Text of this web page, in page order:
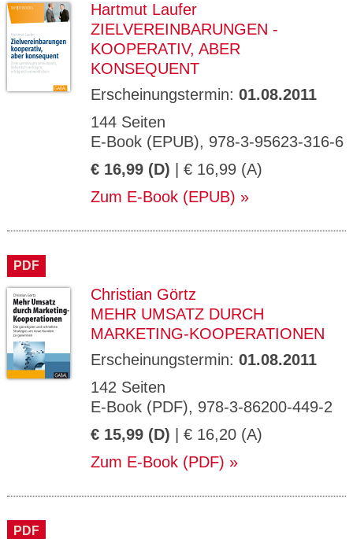
Hartmut Laufer
ZIELVEREINBARUNGEN -
KOOPERATIV, ABER
KONSEQUENT
Erscheinungstermin: 01.08.2011
144 Seiten
E-Book (EPUB), 978-3-95623-316-6
€ 16,99 (D) | € 16,99 (A)
Zum E-Book (EPUB)
PDF
Christian Görtz
MEHR UMSATZ DURCH
MARKETING-KOOPERATIONEN
Erscheinungstermin: 01.08.2011
142 Seiten
E-Book (PDF), 978-3-86200-449-2
€ 15,99 (D) | € 16,20 (A)
Zum E-Book (PDF)
PDF